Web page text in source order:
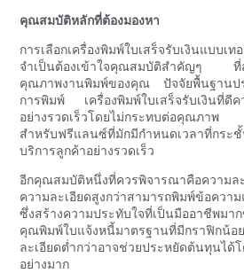
คุณสมบัติหลักที่ต้องมองหา
การเลือกเครื่องพิมพ์ใบเสร็จรับเงินแบบเ
จำเป็นต้องเข้าใจคุณสมบัติสำคัญๆ ที่ส่
คุณภาพงานพิมพ์ของคุณ ปัจจัยพื้นฐานปร
การพิมพ์ เครื่องพิมพ์ใบเสร็จรับเงินที่ดีค
อย่างรวดเร็วโดยไม่กระทบต่อคุณภาพ
สำหรับฟรีแลนซ์ที่มักมีกำหนดเวลาที่กระ
บริการลูกค้าอย่างรวดเร็ว
อีกคุณสมบัติหนึ่งที่ควรพิจารณาคือควา
ความละเอียดสูงกว่าสามารถพิมพ์ข้อควา
ซึ่งสร้างความประทับใจที่เป็นมืออาชีพม
คุณพิมพ์ใบแจ้งหนี้มาตรฐานที่มีกราฟิกน้
ละเอียดต่ำกว่าอาจช่วยประหยัดต้นทุนได้
อย่างมาก